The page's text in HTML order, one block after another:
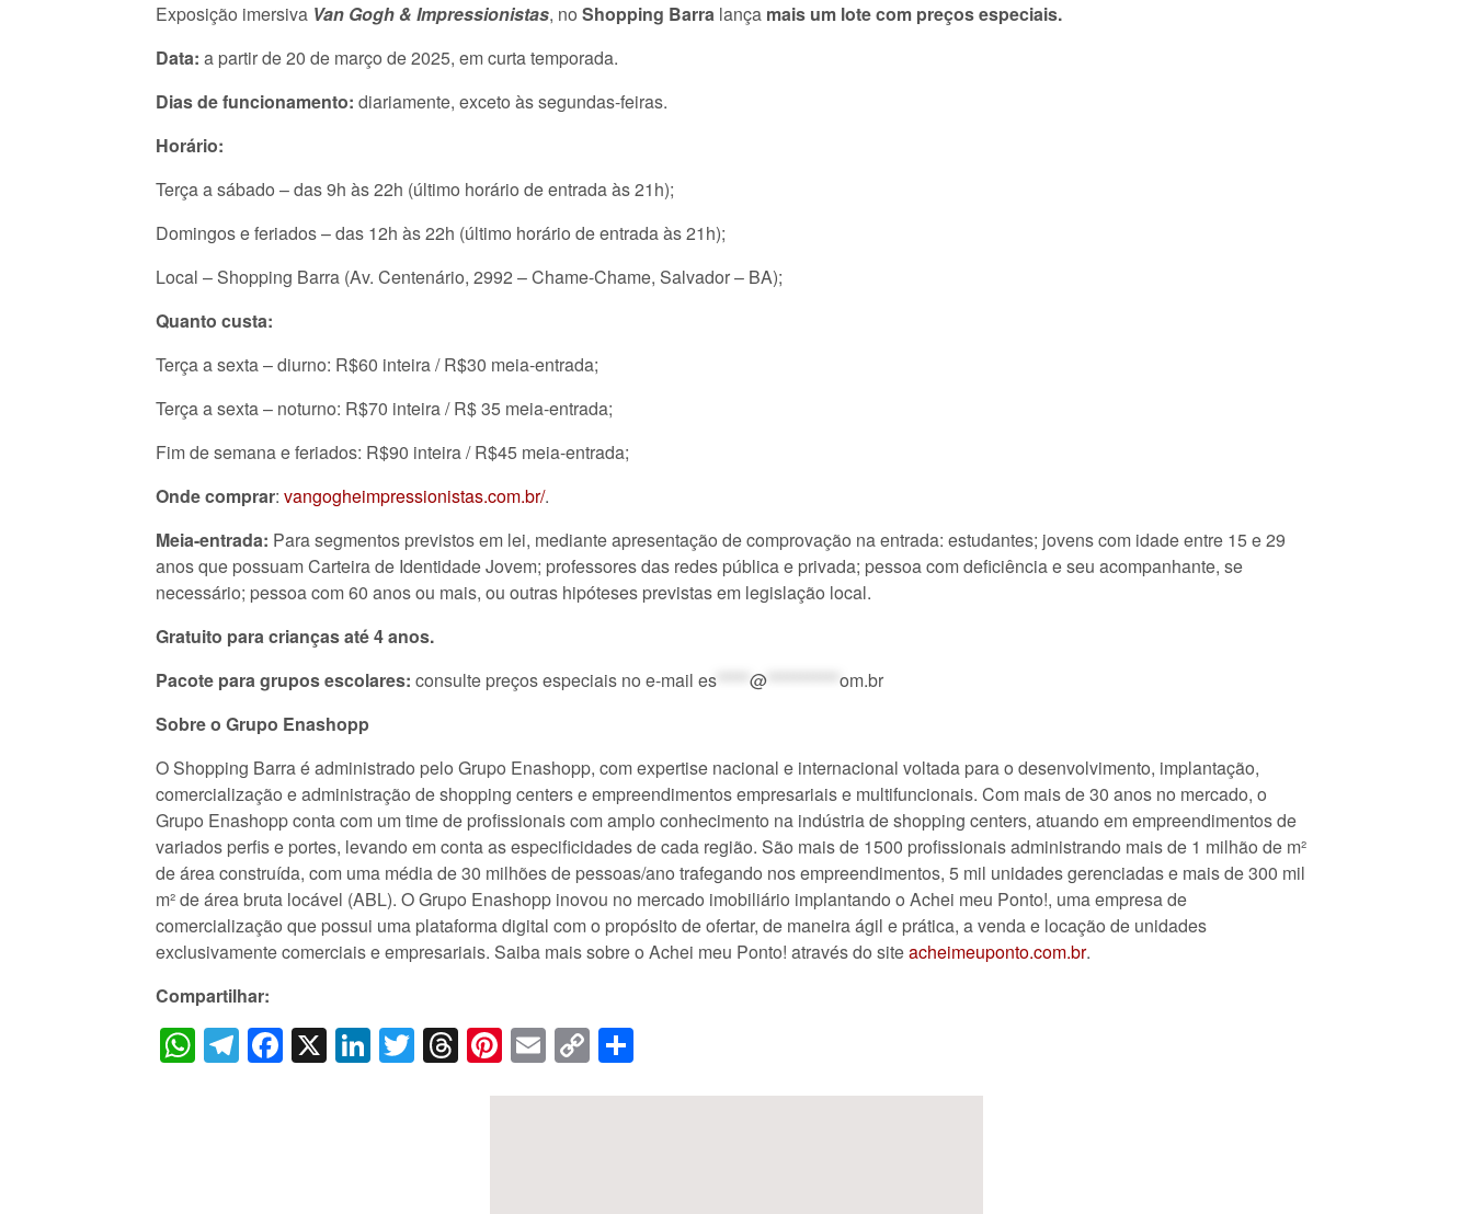
Exposição imersiva Van Gogh & Impressionistas, no Shopping Barra lança mais um lote com preços especiais.
Data: a partir de 20 de março de 2025, em curta temporada.
Dias de funcionamento: diariamente, exceto às segundas-feiras.
Horário:
Terça a sábado – das 9h às 22h (último horário de entrada às 21h);
Domingos e feriados – das 12h às 22h (último horário de entrada às 21h);
Local – Shopping Barra (Av. Centenário, 2992 – Chame-Chame, Salvador – BA);
Quanto custa:
Terça a sexta – diurno: R$60 inteira / R$30 meia-entrada;
Terça a sexta – noturno: R$70 inteira / R$ 35 meia-entrada;
Fim de semana e feriados: R$90 inteira / R$45 meia-entrada;
Onde comprar: vangogheimpressionistas.com.br/.
Meia-entrada: Para segmentos previstos em lei, mediante apresentação de comprovação na entrada: estudantes; jovens com idade entre 15 e 29
anos que possuam Carteira de Identidade Jovem; professores das redes pública e privada; pessoa com deficiência e seu acompanhante, se
necessário; pessoa com 60 anos ou mais, ou outras hipóteses previstas em legislação local.
Gratuito para crianças até 4 anos.
Pacote para grupos escolares: consulte preços especiais no e-mail es @
om.br
Sobre o Grupo Enashopp
O Shopping Barra é administrado pelo Grupo Enashopp, com expertise nacional e internacional voltada para o desenvolvimento, implantação,
comercialização e administração de shopping centers e empreendimentos empresariais e multifuncionais. Com mais de 30 anos no mercado, o
Grupo Enashopp conta com um time de profissionais com amplo conhecimento na indústria de shopping centers, atuando em empreendimentos de
variados perfis e portes, levando em conta as especificidades de cada região. São mais de 1500 profissionais administrando mais de 1 milhão de m²
de área construída, com uma média de 30 milhões de pessoas/ano trafegando nos empreendimentos, 5 mil unidades gerenciadas e mais de 300 mil
m² de área bruta locável (ABL). O Grupo Enashopp inovou no mercado imobiliário implantando o Achei meu Ponto!, uma empresa de
comercialização que possui uma plataforma digital com o propósito de ofertar, de maneira ágil e prática, a venda e locação de unidades
exclusivamente comerciais e empresariais. Saiba mais sobre o Achei meu Ponto! através do siteacheimeuponto.com.br.
Compartilhar:
WhatsApp
Telegram
Facebook
X LinkedIn
Twitter
Threads
Pinterest
Email
Copy
Link